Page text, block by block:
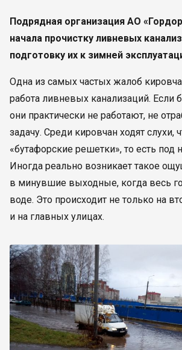
Подрядная организация АО
начала прочистку ливневых
подготовку их к зимней
Одна из самых частых жалоб
работа ливневых канализаций. Если
они практически не работают, не
задачу. Среди кировчан ходят слухи,
«бутафорские решетки», то есть под
Иногда реально возникает такое
в минувшие выходные, когда весь
воде. Это происходит не только на
и на главных улицах.